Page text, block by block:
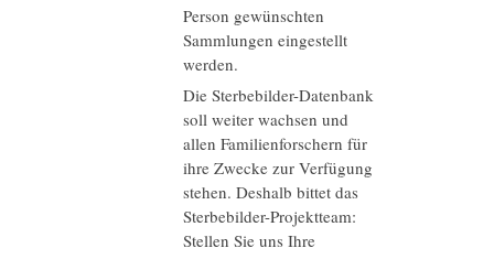
Person gewünschten
Sammlungen eingestellt
werden.
Die Sterbebilder-Datenbank
soll weiter wachsen und
allen Familienforschern für
ihre Zwecke zur Verfügung
stehen. Deshalb bittet das
Sterbebilder-Projektteam:
Stellen Sie uns Ihre